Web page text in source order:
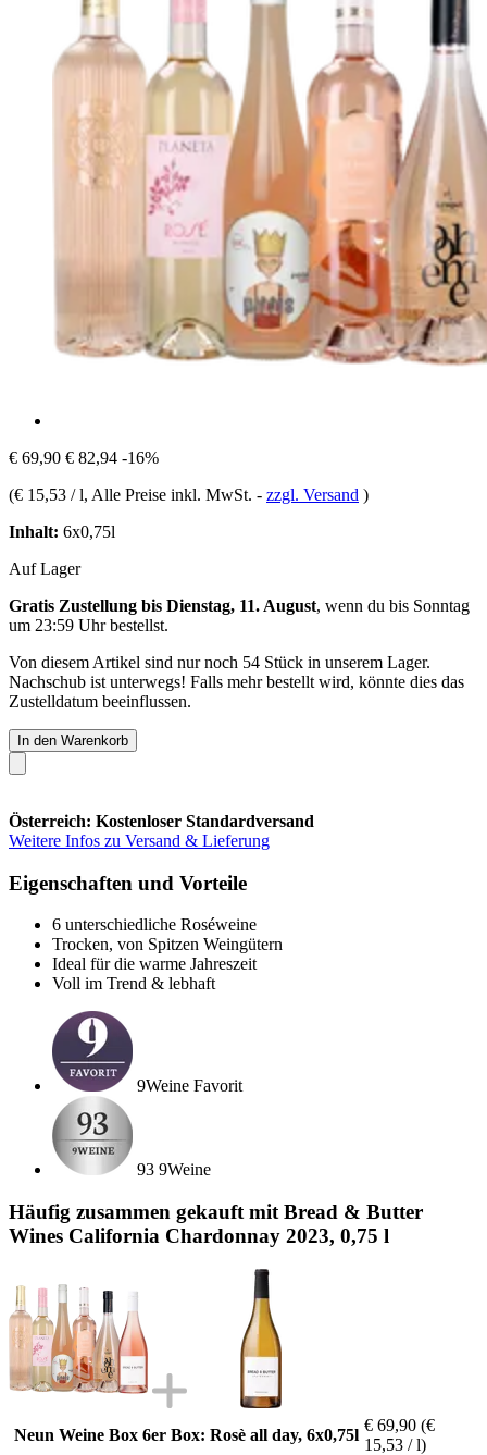
€ 69,90 € 82,94 -16%
(€ 15,53 / l, Alle Preise inkl. MwSt. - zzgl. Versand )
Inhalt: 6x0,75l
Auf Lager
Gratis Zustellung bis Dienstag, 11. August, wenn du bis Sonntag
um 23:59 Uhrbestellst.
Von diesem Artikel sind nur noch 54 Stück in unserem Lager.
Nachschub ist unterwegs! Falls mehr bestellt wird, könnte dies das
Zustelldatum beeinflussen.
In den Warenkorb
Österreich: Kostenloser Standardversand
Weitere Infos zu Versand & Lieferung
Eigenschaften und Vorteile
6 unterschiedliche Roséweine
Trocken, von Spitzen Weingütern
Ideal für die warme Jahreszeit
Voll im Trend & lebhaft
9Weine Favorit
93 9Weine
Häufig zusammen gekauft mit Bread & Butter
Wines California Chardonnay 2023, 0,75 l
Neun Weine Box 6er Box: Rosè all day, 6x0,75l
€ 69,90 (€
15,53 / l)